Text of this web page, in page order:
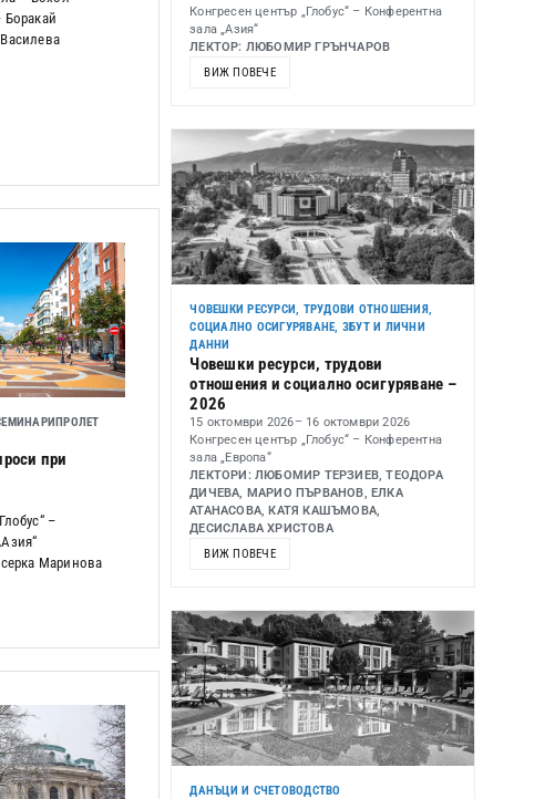
Боракай
ПРОЛЕТ
при
–
Маринова
Конгресен център „Глобус“ – Конферентна
зала „Азия“
ЛЕКТОР: ЛЮБОМИР ГРЪНЧАРОВ
ВИЖ ПОВЕЧЕ
ЧОВЕШКИ РЕСУРСИ, ТРУДОВИ ОТНОШЕНИЯ,
СОЦИАЛНО ОСИГУРЯВАНЕ, ЗБУТ И ЛИЧНИ
ДАННИ
Човешки ресурси, трудови
отношения и социално осигуряване –
2026
15 октомври 2026– 16 октомври 2026
Конгресен център „Глобус“ – Конферентна
зала „Европа“
ЛЕКТОРИ: ЛЮБОМИР ТЕРЗИЕВ, ТЕОДОРА
ДИЧЕВА, МАРИО ПЪРВАНОВ, ЕЛКА
АТАНАСОВА, КАТЯ КАШЪМОВА,
ДЕСИСЛАВА ХРИСТОВА
ВИЖ ПОВЕЧЕ
ДАНЪЦИ И СЧЕТОВОДСТВО